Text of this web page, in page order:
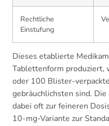
Rechtliche
Einstufung
Dieses etablierte
Tablettenform produziert,
oder 100 Blister-
gebräuchlichsten sind.
dabei oft zur feineren
10-mg-Variante zur